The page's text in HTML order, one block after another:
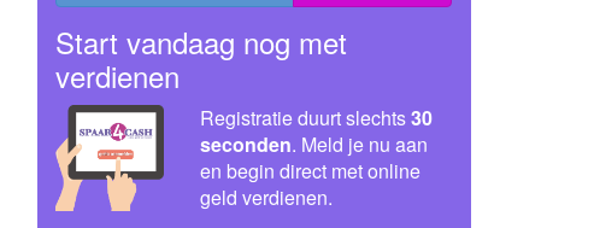
Start vandaag nog met
verdienen
Registratie duurt slechts30
seconden. Meld je nu aan
en begin direct met online
geld verdienen.